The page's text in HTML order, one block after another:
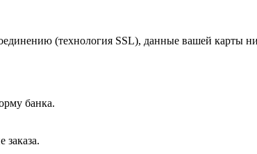
(технология SSL), данные вашей карты
банка.
заказа.